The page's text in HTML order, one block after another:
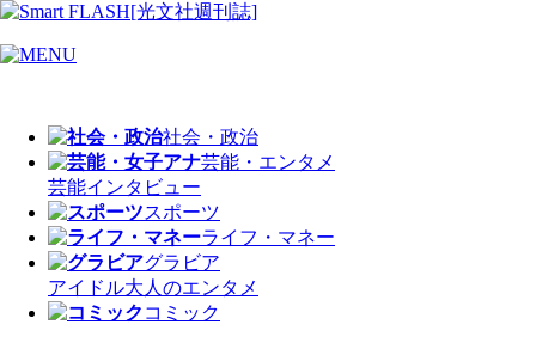
社会・政治
芸能・エンタメ
芸能インタビュー
スポーツ
ライフ・マネー
グラビア
アイドル大人のエンタメ
コミック